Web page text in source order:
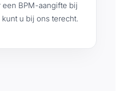
BPM-aangifte bij
u bij ons terecht.